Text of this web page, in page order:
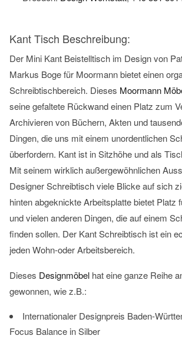
Kant Tisch Beschreibung:
Der Mini Kant Beistelltisch im Design von
Markus Boge für Moormann bietet einen
Schreibtischbereich. Dieses Moormann
seine gefaltete Rückwand einen Platz zum
Archivieren von Büchern, Akten und
Dingen, die uns mit einem unordentlichen
überfordern. Kant ist in Sitzhöhe und als
Mit seinem wirklich außergewöhnlichen
Designer Schreibtisch viele Blicke auf sich
hinten abgeknickte Arbeitsplatte bietet Platz
und vielen anderen Dingen, die auf einem
finden sollen. Der Kant Schreibtisch ist ein
jeden Wohn-oder Arbeitsbereich.
Dieses Designmöbel hat eine ganze Reihe
gewonnen, wie z.B.:
Internationaler Designpreis Baden-
Focus Balance in Silber